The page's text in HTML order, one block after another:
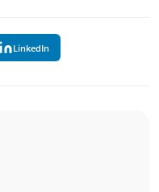
LinkedIn